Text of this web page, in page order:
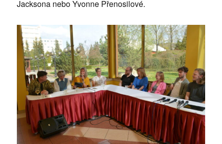
Jacksona nebo Yvonne Přenosilové.